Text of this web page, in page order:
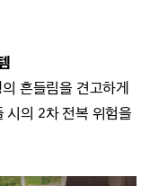
흔들림을 견고하게
시의 2차 전복 위험을